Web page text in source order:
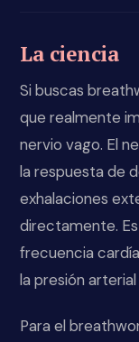
La ciencia
Si buscas
que realmente
nervio vago. El
la respuesta de
exhalaciones
directamente.
frecuencia
la presión
Para el